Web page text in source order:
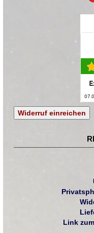
Widerruf einreichen
Link